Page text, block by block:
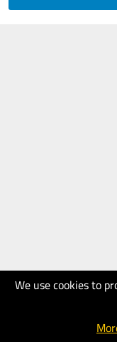
We use cookies to